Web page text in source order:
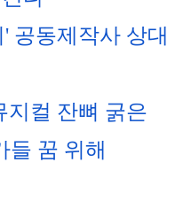
공동제작사 상대
지컬 잔뼈 굵은
꿈 위해